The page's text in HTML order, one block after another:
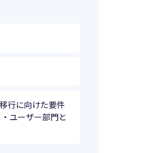
行に向けた要件
ユーザー部門と